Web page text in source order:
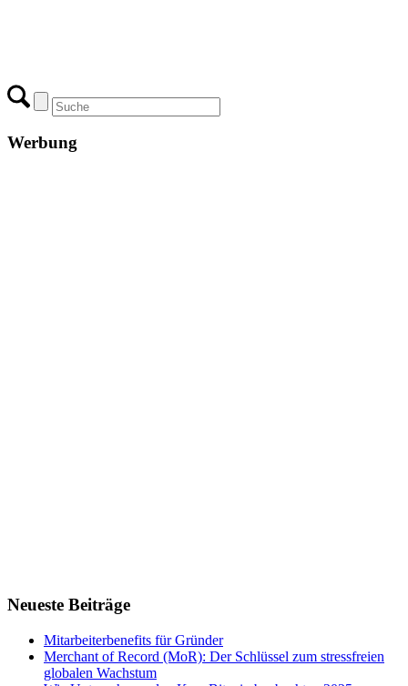
Werbung
Neueste Beiträge
Mitarbeiterbenefits für Gründer
Merchant of Record (MoR): Der Schlüssel zum stressfreien
globalen Wachstum